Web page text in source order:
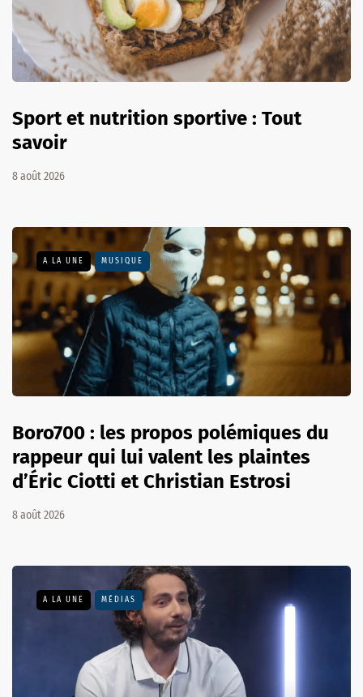
Sport et nutrition sportive : Tout
savoir
8 août 2026
A LA UNE MUSIQUE
Boro700 : les propos polémiques du
rappeur qui lui valent les plaintes
d’Éric Ciotti et Christian Estrosi
8 août 2026
A LA UNE MÉDIAS